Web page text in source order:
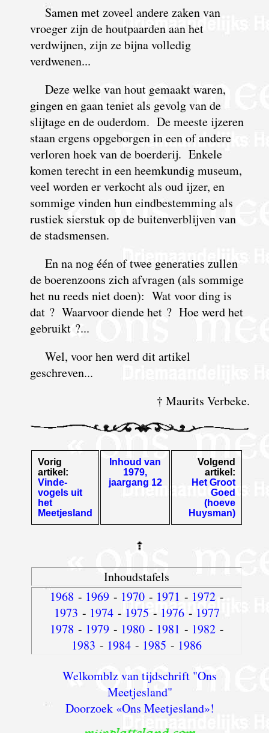
Samen met zoveel andere zaken van
vroeger zijn de houtpaarden aan het
verdwijnen, zijn ze bijna volledig
verdwenen...
Deze welke van hout gemaakt waren,
gingen en gaan teniet als gevolg van de
slijtage en de ouderdom. De meeste ijzeren
staan ergens opgeborgen in een of andere
verloren hoek van de boerderij. Enkele
komen terecht in een heemkundig museum,
veel worden er verkocht als oud ijzer, en
sommige vinden hun eindbestemming als
rustiek sierstuk op de buitenverblijven van
de stadsmensen.
En na nog één of twee generaties zullen
de boerenzoons zich afvragen (als sommige
het nu reeds niet doen): Wat voor ding is
dat ? Waarvoor diende het ? Hoe werd het
gebruikt ?...
Wel, voor hen werd dit artikel
geschreven...
† Maurits Verbeke.
Vorig
artikel:
Vinde-
vogels uit
het
Meetjesland
Inhoud van
1979,
jaargang 12
Volgend
artikel:
Het Groot
Goed
(hoeve
Huysman)
Inhoudstafels
1968 - 1969- 1970- 1971 - 1972-
1973 - 1974- 1975 - 1976- 1977
1978 - 1979- 1980- 1981 - 1982-
1983 - 1984 - 1985 - 1986
Welkomblz van tijdschrift "Ons
Meetjesland"
Doorzoek «Ons Meetjesland»!